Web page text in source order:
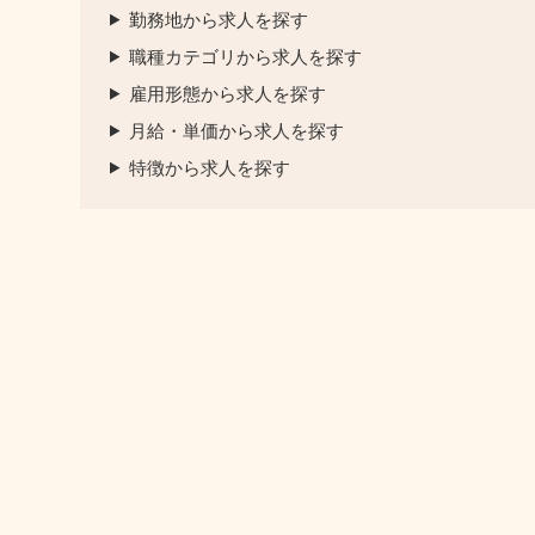
勤務地から求人を探す
職種カテゴリから求人を探す
雇用形態から求人を探す
月給・単価から求人を探す
特徴から求人を探す